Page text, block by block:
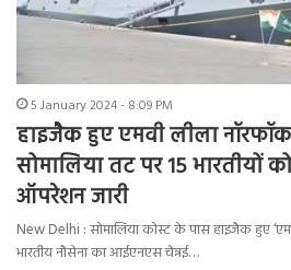
5 January 2024 - 8:09 PM
हाइजैक हुए एमवी लीला
सोमालिया तट पर 15 भारतीयों
ऑपरेशन जारी
New Delhi : सोमालिया कोस्ट के पास हाइजैक हुए
भारतीय नौसेना का आईएनएस चेन्नई…